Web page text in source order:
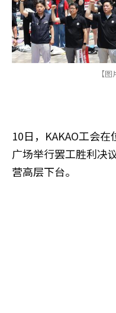
【
10日，KAKAO工会在
广场举行罢工胜利决
营高层下台。